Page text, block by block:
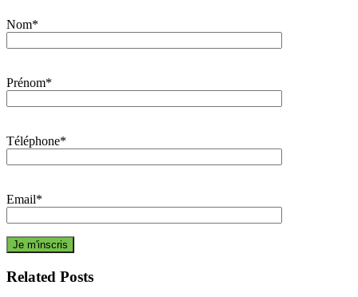
Nom*
Prénom*
Téléphone*
Email*
Related Posts